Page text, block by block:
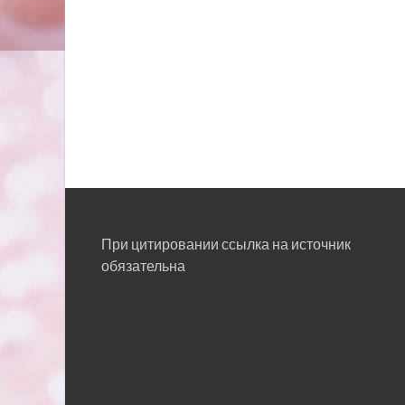
При цитировании ссылка на источник
обязательна